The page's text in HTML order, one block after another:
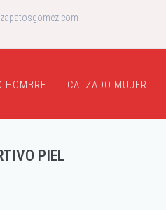
HOMBRE CALZADO MUJER
PIEL